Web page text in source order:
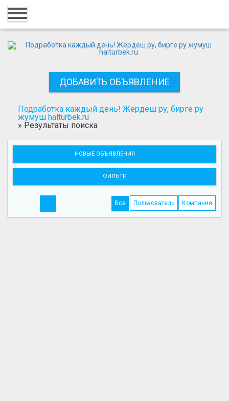
Главная
Добавить объявление
Поиск
ДОБАВИТЬ ОБЪЯВЛЕНИЕ
Подработка каждый день! Жердеш ру, бирге ру
жумуш halturbek.ru
» Результаты поиска
НОВЫЕ ОБЪЯВЛЕНИЯ
ФИЛЬТР
Все Пользователь Компания